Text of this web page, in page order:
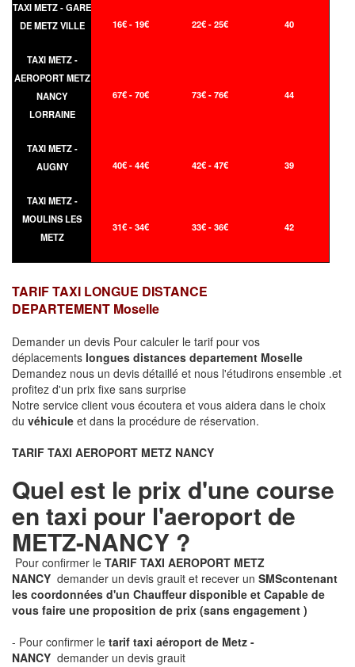
TAXI METZ - GARE
DE METZ VILLE
16€ - 19€ 22€ - 25€ 40
TAXI METZ -
AEROPORT METZ
NANCY
LORRAINE
67€ - 70€ 73€ - 76€ 44
TAXI METZ -
AUGNY
40€ - 44€ 42€ - 47€ 39
TAXI METZ -
MOULINS LES
METZ
31€ - 34€ 33€ - 36€ 42
TARIF TAXI LONGUE DISTANCE
DEPARTEMENT Moselle
Demander un devis Pour calculer le tarif pour vos
déplacements longues distances departement Moselle
Demandez nous un devis détaillé et nous l'étudirons ensemble .et
profitez d'un prix fixe sans surprise
Notre service client vous écoutera et vous aidera dans le choix
du véhicule et dans la procédure de réservation.
TARIF TAXI AEROPORT METZ NANCY
Quel est le prix d'une course
en taxi pour l'aeroport de
METZ-NANCY ?
Pour confirmer le TARIF TAXI AEROPORT METZ
NANCY demander un devis grauit et recever un SMScontenant
les coordonnées d'un Chauffeur disponible et Capable de
vous faire une proposition de prix (sans engagement )
- Pour confirmer le tarif taxi aéroport de Metz -
NANCY demander un devis grauit